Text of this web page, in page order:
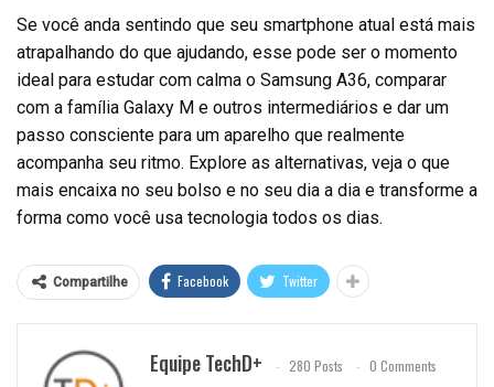
Se você anda sentindo que seu smartphone atual está mais
atrapalhando do que ajudando, esse pode ser o momento
ideal para estudar com calma o Samsung A36, comparar
com a família Galaxy M e outros intermediários e dar um
passo consciente para um aparelho que realmente
acompanha seu ritmo. Explore as alternativas, veja o que
mais encaixa no seu bolso e no seu dia a dia e transforme a
forma como você usa tecnologia todos os dias.
Compartilhe Facebook Twitter
Equipe TechD+ 280 Posts 0 Comments